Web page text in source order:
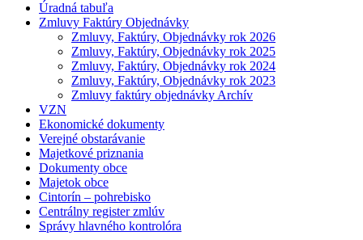
Úradná tabuľa
Zmluvy Faktúry Objednávky
Zmluvy, Faktúry, Objednávky rok 2026
Zmluvy, Faktúry, Objednávky rok 2025
Zmluvy, Faktúry, Objednávky rok 2024
Zmluvy, Faktúry, Objednávky rok 2023
Zmluvy faktúry objednávky Archív
VZN
Ekonomické dokumenty
Verejné obstarávanie
Majetkové priznania
Dokumenty obce
Majetok obce
Cintorín – pohrebisko
Centrálny register zmlúv
Správy hlavného kontrolóra